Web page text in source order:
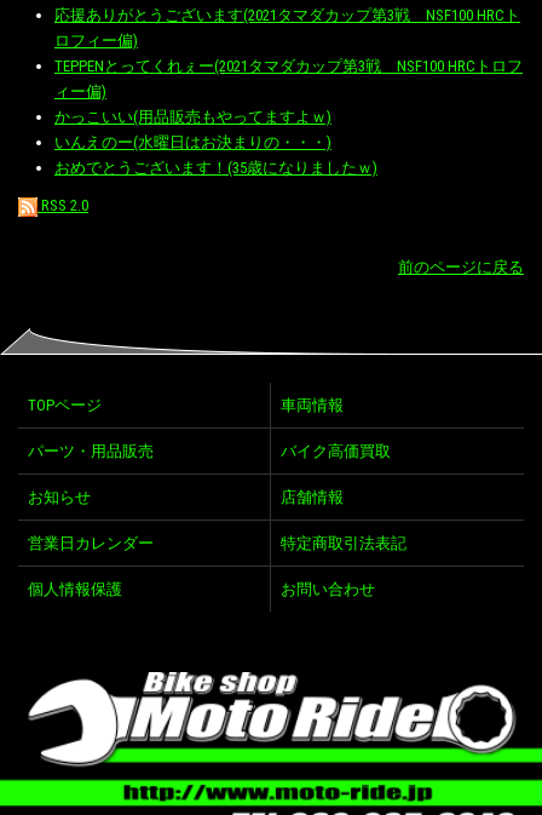
応援ありがとうございます(2021タマダカップ第3戦 NSF100 HRCト
ロフィー偏)
TEPPENとってくれぇー(2021タマダカップ第3戦 NSF100 HRCトロフ
ィー偏)
かっこいい(用品販売もやってますよｗ)
いんえのー(水曜日はお決まりの・・・)
おめでとうございます！(35歳になりましたｗ)
RSS 2.0
前のページに戻る
TOPページ 車両情報
パーツ・用品販売 バイク高価買取
お知らせ 店舗情報
営業日カレンダー 特定商取引法表記
個人情報保護 お問い合わせ